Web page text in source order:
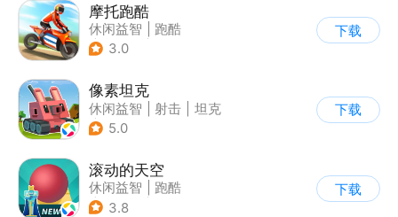
摩托跑酷
休闲益智
跑酷
| 摩托车
3.0
下载
像素坦克
休闲益智 射击
坦克
| 像素风
5.0
下载
滚动的天空
休闲益智
跑酷
| 女性向
3.8
下载